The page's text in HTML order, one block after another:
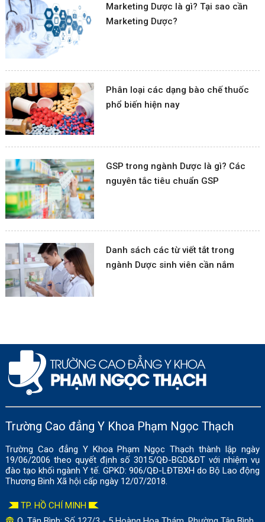
Marketing Dược là gì? Tại sao cần
Marketing Dược?
Phân loại các dạng bào chế thuốc
phổ biến hiện nay
GSP trong ngành Dược là gì? Các
nguyên tắc tiêu chuẩn GSP
Danh sách các từ viết tắt trong
ngành Dược sinh viên cần nắm
Trường Cao đẳng Y Khoa Phạm Ngọc Thạch
Trường Cao đẳng Y Khoa Phạm Ngọc Thạch thành lập ngày
19/06/2006 theo quyết định số 3015/QĐ-BGD&ĐT với nhiệm vụ
đào tạo khối ngành Y tế. GPKD: 906/QĐ-LĐTBXH do Bộ Lao động
Thương Binh Xã hội cấp ngày 12/07/2018.
TP. HỒ CHÍ MINH